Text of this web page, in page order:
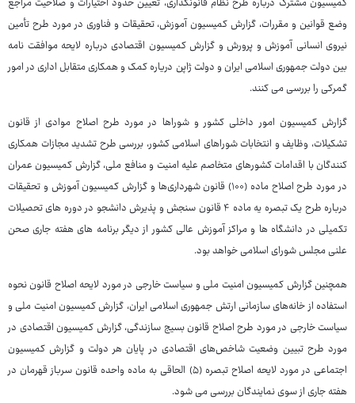
کمیسیون مشترک درباره طرح نظام قانونگذاری، تعیین حدود اختیارات و صلاحیت مراجع
وضع قوانین و مقررات، گزارش کمیسیون آموزش، تحقیقات و فناوری در مورد طرح تأمین
نیروی انسانی آموزش و پرورش و گزارش کمیسیون اقتصادی درباره لایحه موافقت نامه
بین دولت جمهوری اسلامی ایران و دولت ژاپن دریاره کمک و همکاری متقابل اداری در امور
گمرکی را بررسی می کنند.
گزارش کمیسیون امور داخلی کشور و شوراها در مورد طرح اصلاح موادی از قانون
تشکیلات، وظایف و انتخابات شوراهای اسلامی کشور، بررسی طرح تشدید مجازات همکاری
کنندگان با اقدامات کشورهای متخاصم علیه امنیت و منافع ملی، گزارش کمیسیون عمران
در مورد طرح اصلاح ماده (۱۰۰) قانون شهرداری‌ها و گزارش کمیسیون آموزش و تحقیقات
درباره طرح یک تبصره یه ماده ۴ قانون سنجش و پذیرش دانشجو در دوره های تحصیلات
تکمیلی در دانشگاه ها و مراکز آموزش عالی کشور از دیگر برنامه های هفته جاری صحن
علنی مجلس شورای اسلامی خواهد بود.
همچنین گزارش کمیسیون امنیت ملی و سیاست خارجی در مورد لایحه اصلاح قانون نحوه
استفاده از خانه‌های سازمانی ارتش جمهوری اسلامی ایران، گزارش کمیسیون امنیت ملی و
سیاست خارجی در مورد طرح اصلاح قانون بسیج سازندگی، گزارش کمیسیون اقتصادی در
مورد طرح تبیین وضعیت شاخص‌های اقتصادی در پایان هر دولت و گزارش کمیسیون
اجتماعی در مورد لایحه اصلاح تبصره (۵) الحاقی به ماده واحده قانون سرباز قهرمان در
هفته جاری از سوی نمایندگان بررسی می شود.